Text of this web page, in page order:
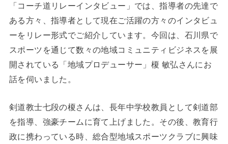
「コーチ道リレーインタビュー」では、指導者の先達で
ある方々、指導者として現在ご活躍の方々のインタビュ
ーをリレー形式でご紹介しています。今回は、石川県で
スポーツを通じて数々の地域コミュニティビジネスを展
開されている「地域プロデューサー」榎 敏弘さんにお
話を伺いました。
剣道教士七段の榎さんは、長年中学校教員として剣道部
を指導、強豪チームに育て上げました。その後、教育行
政に携わっている時、総合型地域スポーツクラブに興味